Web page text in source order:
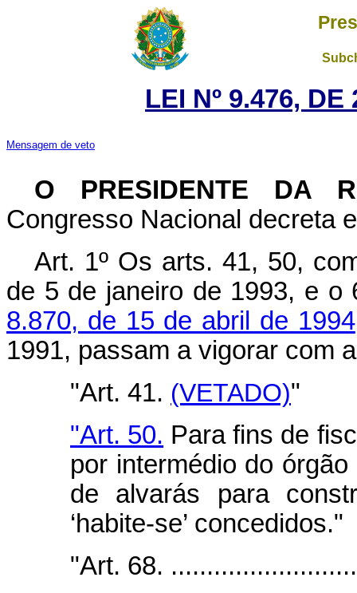
LEI Nº 9.476,
Mensagem de veto
O PRESIDENTE DA
Congresso Nacional decreta
Art. 1º Os arts. 41, 50,
de 5 de janeiro de 1993, e
8.870, de 15 de abril de 1994
1991, passam a vigorar com
"Art. 41. (VETADO)"
"Art. 50. Para fins de
por intermédio do
de alvarás para
‘habite-se’ concedidos."
"Art. 68.